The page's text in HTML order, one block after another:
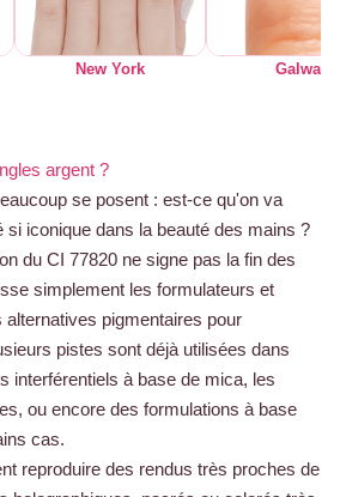
New York Galway
argent ?
se posent : est-ce qu'on va
si iconique dans la beauté des mains ?
du CI 77820 ne signe pas la fin des
simplement les formulateurs et
pigmentaires pour
pistes sont déjà utilisées dans
interférentiels à base de mica, les
ou encore des formulations à base
cas.
reproduire des rendus très proches de